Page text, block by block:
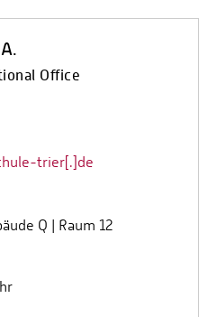
Office
trier[.]de
Q | Raum 12